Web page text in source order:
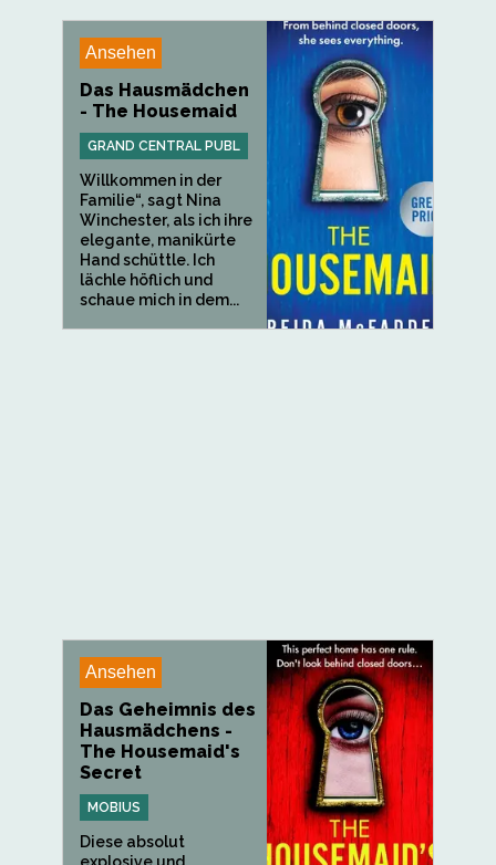
Ansehen
Das Hausmädchen
- The Housemaid
GRAND CENTRAL PUBL
Willkommen in der
Familie“, sagt Nina
Winchester, als ich ihre
elegante, manikürte
Hand schüttle. Ich
lächle höflich und
schaue mich in dem...
Ansehen
Das Geheimnis des
Hausmädchens -
The Housemaid's
Secret
MOBIUS
Diese absolut